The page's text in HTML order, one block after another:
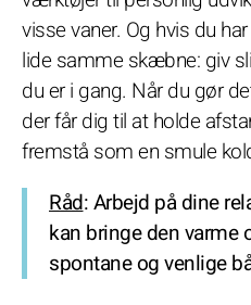
visse vaner. Og hvis du
lide samme skæbne: giv
du er i gang. Når du gør
der får dig til at holde
fremstå som en smule
Råd: Arbejd på dine
kan bringe den varme
spontane og venlige